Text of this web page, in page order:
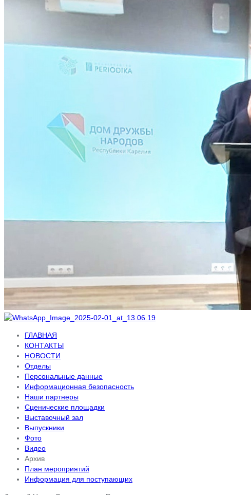
ГЛАВНАЯ
КОНТАКТЫ
НОВОСТИ
Отделы
Персональные данные
Информационная безопасность
Наши партнеры
Сценические площадки
Выставочный зал
Выпускники
Фото
Видео
Архив
План мероприятий
Информация для поступающих